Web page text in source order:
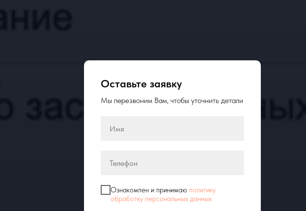
Оставьте заявку
Мы перезвоним Вам, чтобы уточнить детали
Ознакомлен и принимаю политику
обработку персональных данных